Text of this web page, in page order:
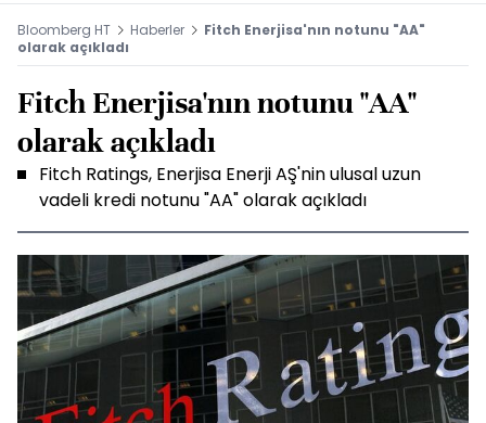
Bloomberg HT Haberler
Fitch Enerjisa'nın notunu "AA"
olarak açıkladı
Fitch Enerjisa'nın notunu "AA"
olarak açıkladı
Fitch Ratings, Enerjisa Enerji AŞ'nin ulusal uzun
vadeli kredi notunu "AA" olarak açıkladı